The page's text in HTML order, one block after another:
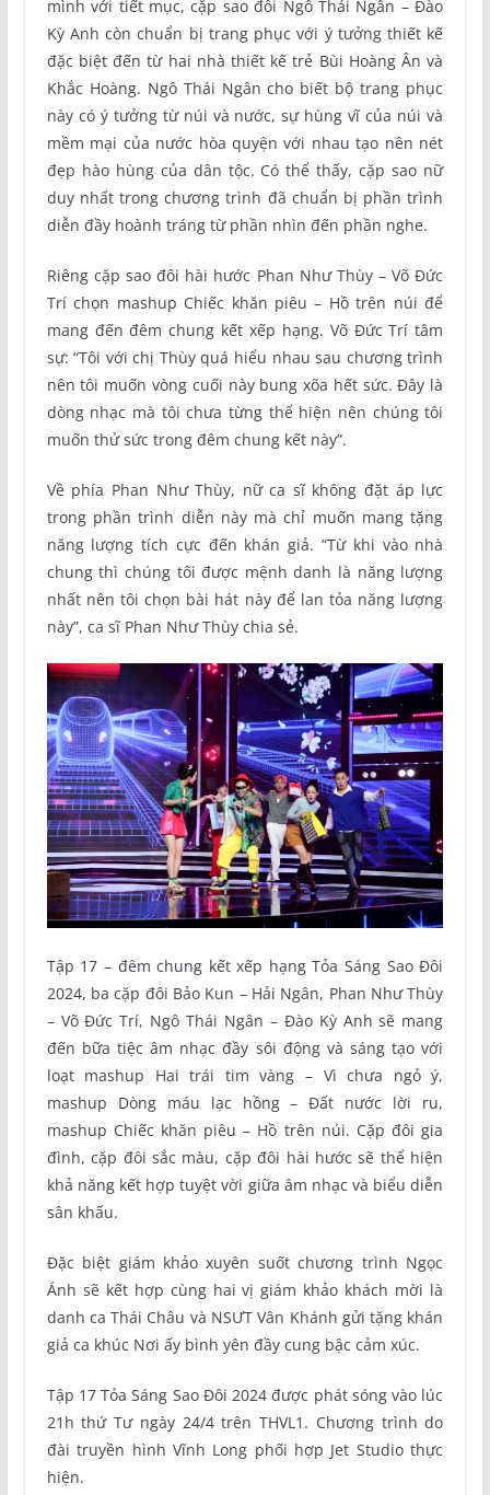
mình với tiết mục, cặp sao đôi Ngô Thái Ngân – Đào
Kỳ Anh còn chuẩn bị trang phục với ý tưởng thiết kế
đặc biệt đến từ hai nhà thiết kế trẻ Bùi Hoàng Ân và
Khắc Hoàng. Ngô Thái Ngân cho biết bộ trang phục
này có ý tưởng từ núi và nước, sự hùng vĩ của núi và
mềm mại của nước hòa quyện với nhau tạo nên nét
đẹp hào hùng của dân tộc. Có thể thấy, cặp sao nữ
duy nhất trong chương trình đã chuẩn bị phần trình
diễn đầy hoành tráng từ phần nhìn đến phần nghe.
Riêng cặp sao đôi hài hước Phan Như Thùy – Võ Đức
Trí chọn mashup Chiếc khăn piêu – Hồ trên núi để
mang đến đêm chung kết xếp hạng. Võ Đức Trí tâm
sự: “Tôi với chị Thùy quá hiểu nhau sau chương trình
nên tôi muốn vòng cuối này bung xõa hết sức. Đây là
dòng nhạc mà tôi chưa từng thể hiện nên chúng tôi
muốn thử sức trong đêm chung kết này”.
Về phía Phan Như Thùy, nữ ca sĩ không đặt áp lực
trong phần trình diễn này mà chỉ muốn mang tặng
năng lượng tích cực đến khán giả. “Từ khi vào nhà
chung thì chúng tôi được mệnh danh là năng lượng
nhất nên tôi chọn bài hát này để lan tỏa năng lượng
này”, ca sĩ Phan Như Thùy chia sẻ.
Tập 17 – đêm chung kết xếp hạng Tỏa Sáng Sao Đôi
2024, ba cặp đôi Bảo Kun – Hải Ngân, Phan Như Thùy
– Võ Đức Trí, Ngô Thái Ngân – Đào Kỳ Anh sẽ mang
đến bữa tiệc âm nhạc đầy sôi động và sáng tạo với
loạt mashup Hai trái tim vàng – Vì chưa ngỏ ý,
mashup Dòng máu lạc hồng – Đất nước lời ru,
mashup Chiếc khăn piêu – Hồ trên núi. Cặp đôi gia
đình, cặp đôi sắc màu, cặp đôi hài hước sẽ thể hiện
khả năng kết hợp tuyệt vời giữa âm nhạc và biểu diễn
sân khấu.
Đặc biệt giám khảo xuyên suốt chương trình Ngọc
Ánh sẽ kết hợp cùng hai vị giám khảo khách mời là
danh ca Thái Châu và NSƯT Vân Khánh gửi tặng khán
giả ca khúc Nơi ấy bình yên đầy cung bậc cảm xúc.
Tập 17 Tỏa Sáng Sao Đôi 2024 được phát sóng vào lúc
21h thứ Tư ngày 24/4 trên THVL1. Chương trình do
đài truyền hình Vĩnh Long phối hợp Jet Studio thực
hiện.